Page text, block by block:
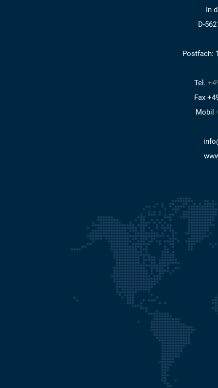
In
D-
Postfach:
Tel.
Fax
Mobil